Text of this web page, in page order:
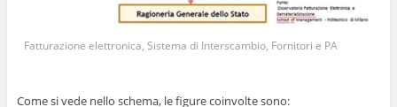
Fatturazione elettronica, Sistema di Interscambio, Fornitori e PA
Come si vede nello schema, le figure coinvolte sono: